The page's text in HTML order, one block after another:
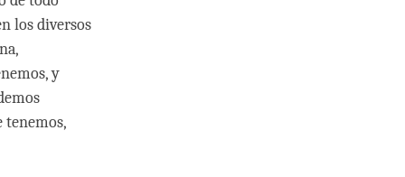
los diversos
y
tenemos,